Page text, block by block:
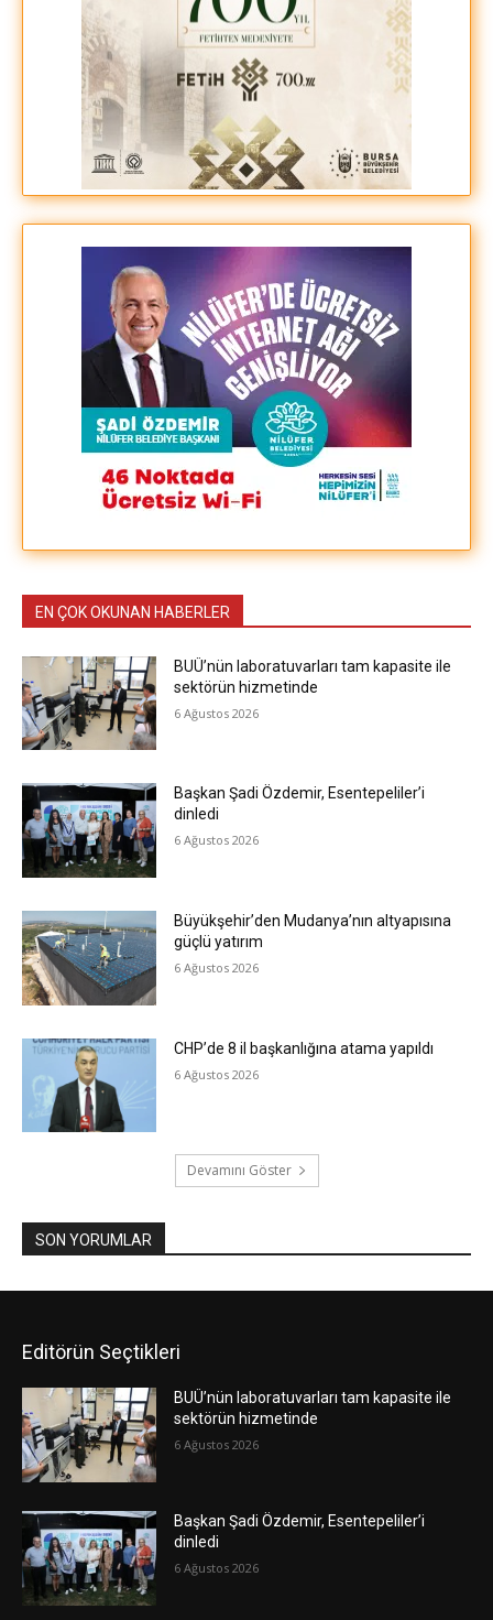
EN ÇOK OKUNAN HABERLER
BUÜ’nün laboratuvarları tam kapasite ile
sektörün hizmetinde
6 Ağustos 2026
Başkan Şadi Özdemir, Esentepeliler’i
dinledi
6 Ağustos 2026
Büyükşehir’den Mudanya’nın altyapısına
güçlü yatırım
6 Ağustos 2026
CHP’de 8 il başkanlığına atama yapıldı
6 Ağustos 2026
Devamını Göster
SON YORUMLAR
Editörün Seçtikleri
BUÜ’nün laboratuvarları tam kapasite ile
sektörün hizmetinde
6 Ağustos 2026
Başkan Şadi Özdemir, Esentepeliler’i
dinledi
6 Ağustos 2026